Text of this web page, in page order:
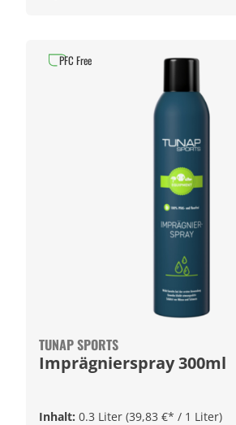
TUNAP SPORTS
Imprägnierspray 300ml
Inhalt: 0.3 Liter (39,83 €* / 1 Liter)
PFC Free